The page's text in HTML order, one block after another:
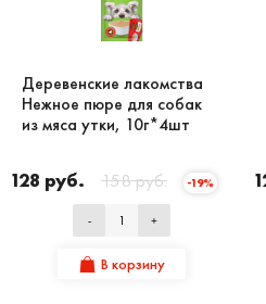
Деревенские лакомства
Нежное пюре для собак
из мяса утки, 10г*4шт
128 руб. 158 руб. -19%
- +
В корзину